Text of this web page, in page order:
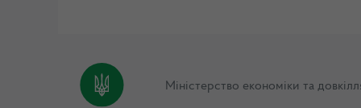
Міністерство економіки та